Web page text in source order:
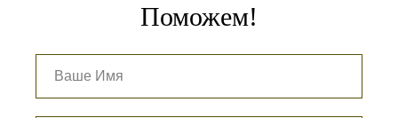
Поможем!